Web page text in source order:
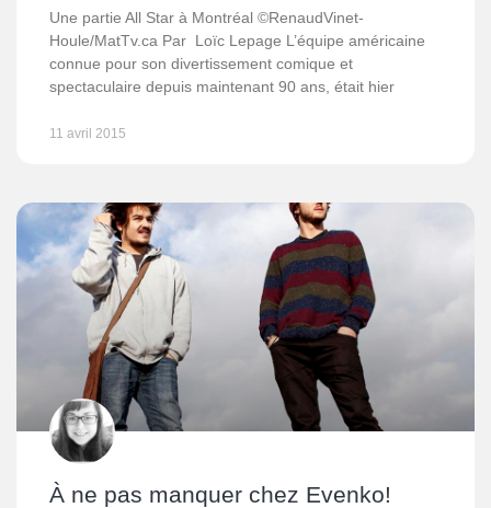
Une partie All Star à Montréal ©RenaudVinet-
Houle/MatTv.ca Par Loïc Lepage L’équipe américaine
connue pour son divertissement comique et
spectaculaire depuis maintenant 90 ans, était hier
11 avril 2015
À ne pas manquer chez Evenko!